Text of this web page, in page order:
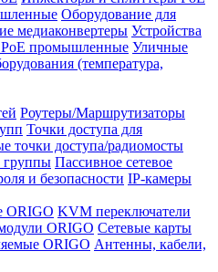
Оборудование для
медиаконвертеры Устройства
промышленные Уличные
(температура,
Роутеры/Маршрутизаторы
Точки доступа для
точки доступа/радиомосты
группы Пассивное сетевое
и безопасности IP-камеры
ORIGO KVM переключатели
ORIGO Сетевые карты
ORIGO Антенны, кабели,